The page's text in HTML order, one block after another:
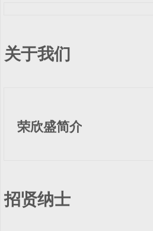
关于我们
荣欣盛简介
招贤纳士